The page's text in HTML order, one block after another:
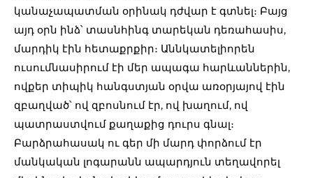
կանաչապատման օրինակ դժվար է գտնել։ Բայց
այդ օրն ինձ՝ տասնհինգ տարեկան դեռահասիս,
մարդիկ էին հետաքրքիր։ Աննկատելիորեն
ուսումնասիրում էի մեր ապագա հարևաններին,
ովքեր տիպիկ հանգստյան օրվա առօրյայով էին
զբաղված՝ ով զբոսնում էր, ով խաղում, ով
պատրաստվում քաղաքից դուրս գնալ։
Բարձրահասակ ու գեր մի մարդ փորձում էր
մանկական լոգարանն ապարդյուն տեղավորել